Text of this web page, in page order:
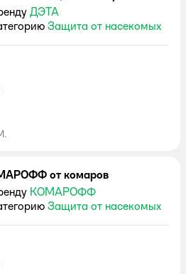
ДЭТА
Защита от насекомых
от комаров
КОМАРОФФ
Защита от насекомых